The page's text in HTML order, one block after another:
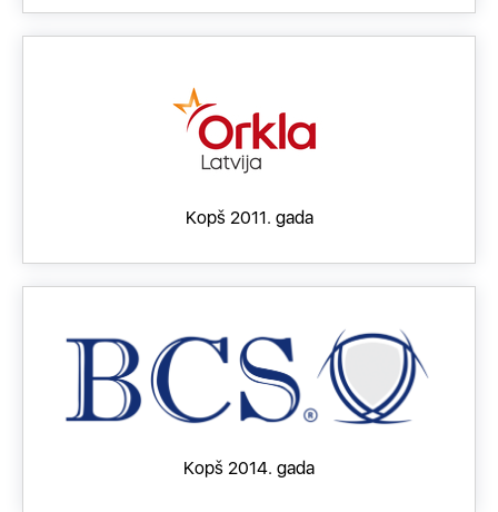
Kopš 2011. gada
Kopš 2014. gada